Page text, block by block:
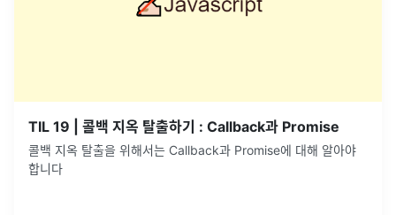
TIL 19 | 콜백 지옥 탈출하기 : Callback과 Promise
콜백 지옥 탈출을 위해서는 Callback과 Promise에 대해 알아야
합니다